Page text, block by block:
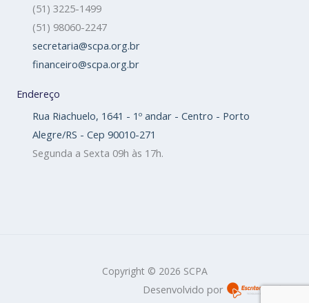
(51) 3225-1499
(51) 98060-2247
secretaria@scpa.org.br
financeiro@scpa.org.br
Endereço
Rua Riachuelo, 1641 - 1º andar - Centro - Porto
Alegre/RS - Cep 90010-271
Segunda a Sexta 09h às 17h.
Copyright © 2026 SCPA
Desenvolvido por